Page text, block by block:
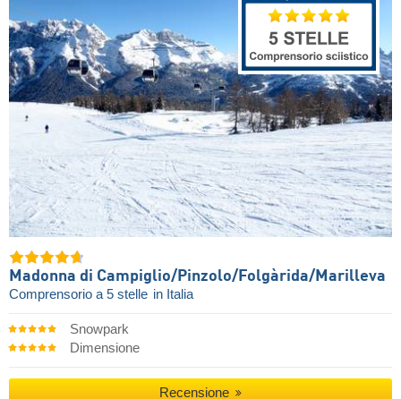
Madonna di Campiglio/​Pinzolo/​Folgàrida/​Marilleva
Comprensorio a 5 stelle in Italia
Snowpark
Dimensione
Recensione